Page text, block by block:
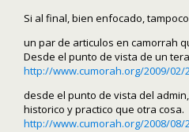
Si al final, bien enfocado,
un par de articulos en camorrah
Desde el punto de vista de un
http://www.cumorah.org/2009/
desde el punto de vista del
historico y practico que otra cosa.
http://www.cumorah.org/2008/